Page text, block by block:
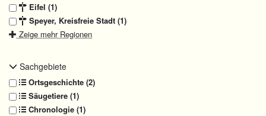
Eifel (1)
Speyer, Kreisfreie Stadt (1)
Zeige mehr Regionen
Sachgebiete
Ortsgeschichte (2)
Säugetiere (1)
Chronologie (1)